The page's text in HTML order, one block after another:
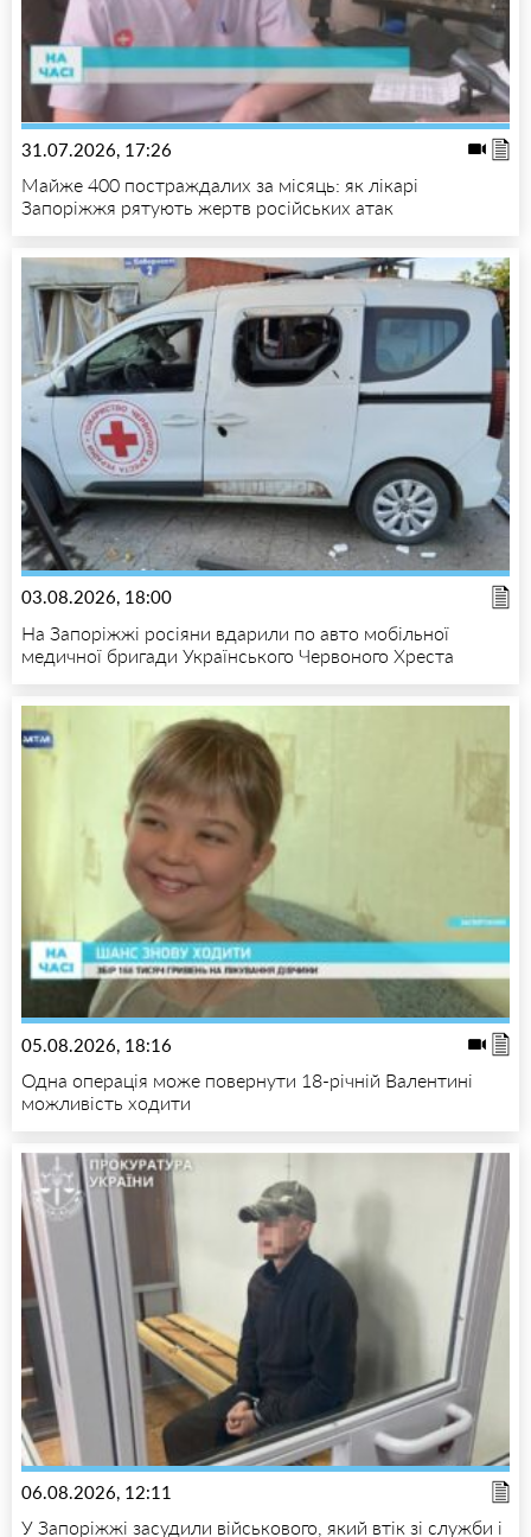
31.07.2026, 17:26
Майже 400 постраждалих за місяць: як лікарі
Запоріжжя рятують жертв російських атак
03.08.2026, 18:00
На Запоріжжі росіяни вдарили по авто мобільної
медичної бригади Українського Червоного Хреста
05.08.2026, 18:16
Одна операція може повернути 18-річній Валентині
можливість ходити
06.08.2026, 12:11
У Запоріжжі засудили військового, який втік зі служби і